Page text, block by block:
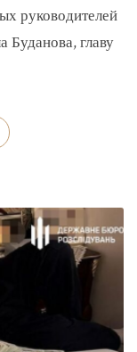
руководителей
Буданова, главу